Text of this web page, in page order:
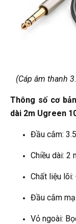
(Cáp âm thanh
Thông số cơ
dài 2m Ugreen
Đầu cắm:
Chiều dài: 2
Chất liệu
Đầu cắm
Vỏ ngoài: